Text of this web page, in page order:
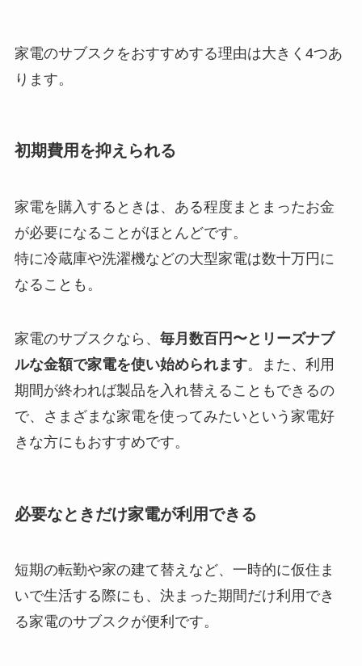
家電のサブスクをおすすめする理由は大きく4つあ
ります。
初期費用を抑えられる
家電を購入するときは、ある程度まとまったお金
が必要になることがほとんどです。
特に冷蔵庫や洗濯機などの大型家電は数十万円に
なることも。
家電のサブスクなら、 毎月数百円〜とリーズナブ
ルな金額で家電を使い始められます。また、利用
期間が終われば製品を入れ替えることもできるの
で、さまざまな家電を使ってみたいという家電好
きな方にもおすすめです。
必要なときだけ家電が利用できる
短期の転勤や家の建て替えなど、一時的に仮住ま
いで生活する際にも、決まった期間だけ利用でき
る家電のサブスクが便利です。